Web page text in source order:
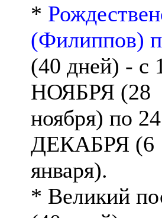
*
(Филиппов)
(40 дней) - с
НОЯБРЯ (28
ноября) по 24
ДЕКАБРЯ (6
января).
* Великий